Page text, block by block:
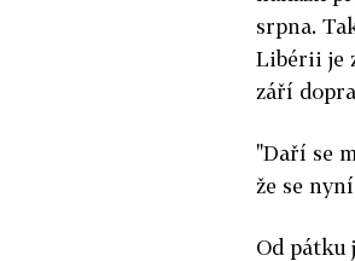
srpna.
Libérii je
září
"Daří se
že se
Od pátku